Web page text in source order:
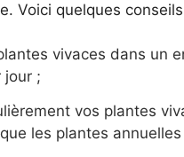
Voici quelques
vivaces dans un
jour ;
vos plantes
les plantes annuelles